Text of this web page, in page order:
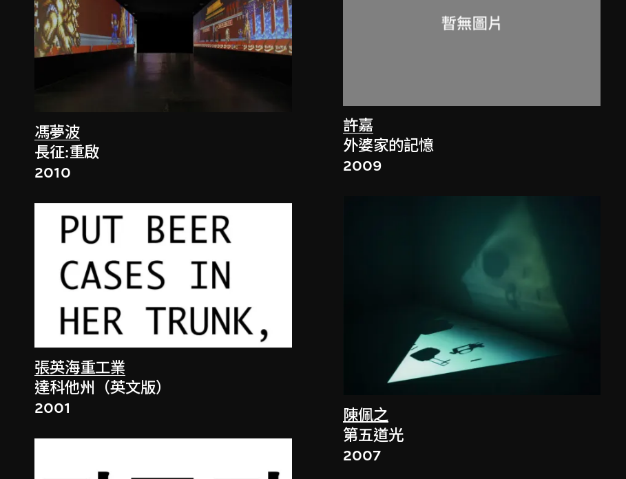
馮夢波
長征:重啟
2010
張英海重工業
達科他州（英文版）
2001
許嘉
外婆家的記憶
2009
陳佩之
第五道光
2007